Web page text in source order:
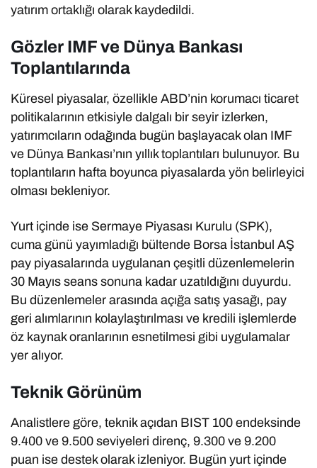
yatırım ortaklığı olarak kaydedildi.
Gözler IMF ve Dünya Bankası
Toplantılarında
Küresel piyasalar, özellikle ABD’nin korumacı ticaret
politikalarının etkisiyle dalgalı bir seyir izlerken,
yatırımcıların odağında bugün başlayacak olan IMF
ve Dünya Bankası’nın yıllık toplantıları bulunuyor. Bu
toplantıların hafta boyunca piyasalarda yön belirleyici
olması bekleniyor.
Yurt içinde ise Sermaye Piyasası Kurulu (SPK),
cuma günü yayımladığı bültende Borsa İstanbul AŞ
pay piyasalarında uygulanan çeşitli düzenlemelerin
30 Mayıs seans sonuna kadar uzatıldığını duyurdu.
Bu düzenlemeler arasında açığa satış yasağı, pay
geri alımlarının kolaylaştırılması ve kredili işlemlerde
öz kaynak oranlarının esnetilmesi gibi uygulamalar
yer alıyor.
Teknik Görünüm
Analistlere göre, teknik açıdan BIST 100 endeksinde
9.400 ve 9.500 seviyeleri direnç, 9.300 ve 9.200
puan ise destek olarak izleniyor. Bugün yurt içinde